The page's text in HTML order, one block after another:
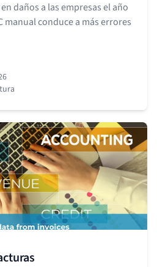
daños a las empresas el año
manual conduce a más errores